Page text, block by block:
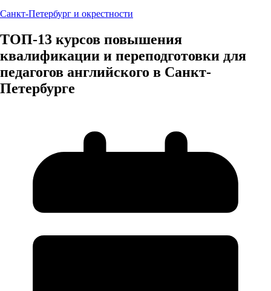
Санкт-Петербург и окрестности
ТОП-13 курсов повышения
квалификации и переподготовки для
педагогов английского в Санкт-
Петербурге